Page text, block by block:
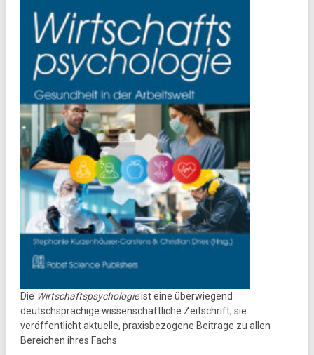
Die Wirtschaftspsychologieist eine überwiegend
deutschsprachige wissenschaftliche Zeitschrift; sie
veröffentlicht aktuelle, praxisbezogene Beiträge zu allen
Bereichen ihres Fachs.